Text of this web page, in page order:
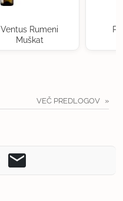
Ventus Rumeni
Muškat
VEČ PREDLOGOV